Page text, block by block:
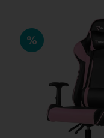
GAMESTOELEN
STREAMING